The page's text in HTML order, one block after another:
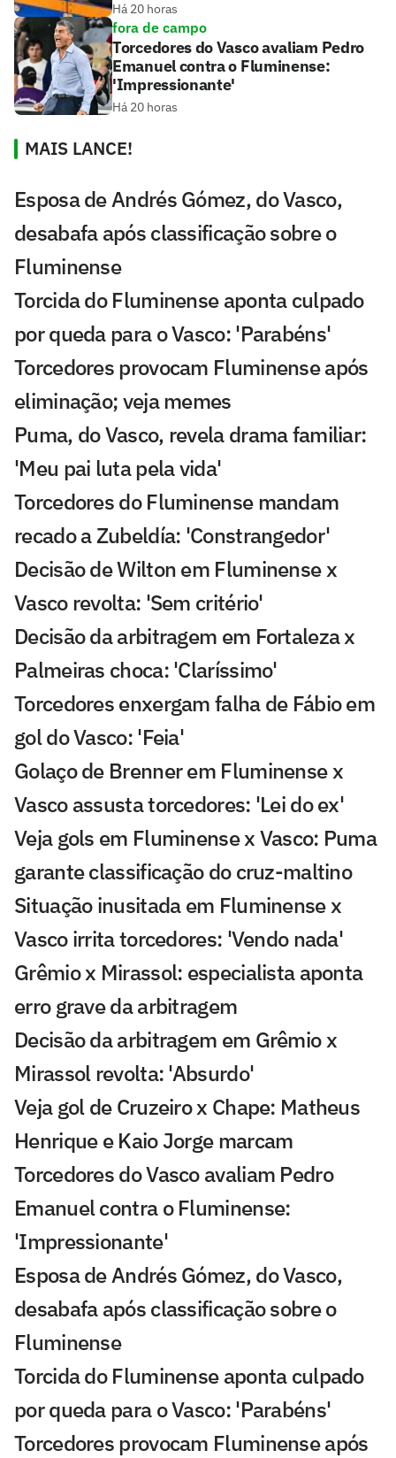
Há 20 horas
fora de campo
Torcedores do Vasco avaliam Pedro
Emanuel contra o Fluminense:
'Impressionante'
Há 20 horas
MAIS LANCE!
Esposa de Andrés Gómez, do Vasco,
desabafa após classificação sobre o
Fluminense
Torcida do Fluminense aponta culpado
por queda para o Vasco: 'Parabéns'
Torcedores provocam Fluminense após
eliminação; veja memes
Puma, do Vasco, revela drama familiar:
'Meu pai luta pela vida'
Torcedores do Fluminense mandam
recado a Zubeldía: 'Constrangedor'
Decisão de Wilton em Fluminense x
Vasco revolta: 'Sem critério'
Decisão da arbitragem em Fortaleza x
Palmeiras choca: 'Claríssimo'
Torcedores enxergam falha de Fábio em
gol do Vasco: 'Feia'
Golaço de Brenner em Fluminense x
Vasco assusta torcedores: 'Lei do ex'
Veja gols em Fluminense x Vasco: Puma
garante classificação do cruz-maltino
Situação inusitada em Fluminense x
Vasco irrita torcedores: 'Vendo nada'
Grêmio x Mirassol: especialista aponta
erro grave da arbitragem
Decisão da arbitragem em Grêmio x
Mirassol revolta: 'Absurdo'
Veja gol de Cruzeiro x Chape: Matheus
Henrique e Kaio Jorge marcam
Torcedores do Vasco avaliam Pedro
Emanuel contra o Fluminense:
'Impressionante'
Esposa de Andrés Gómez, do Vasco,
desabafa após classificação sobre o
Fluminense
Torcida do Fluminense aponta culpado
por queda para o Vasco: 'Parabéns'
Torcedores provocam Fluminense após